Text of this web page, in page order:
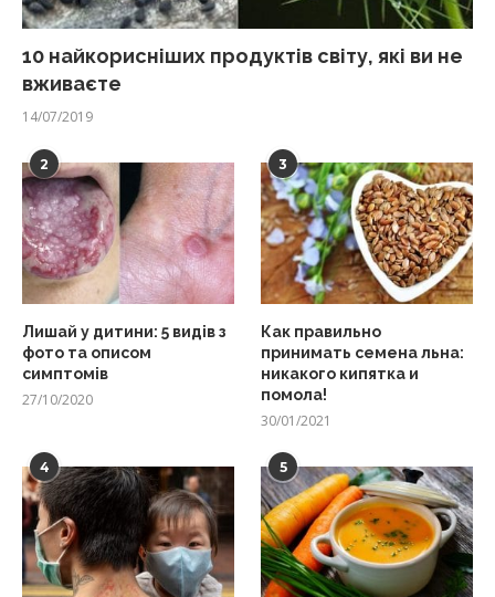
10 найкорисніших продуктів світу, які ви не
вживаєте
14/07/2019
2
Лишай у дитини: 5 видів з
фото та описом
симптомів
27/10/2020
3
Как правильно
принимать семена льна:
никакого кипятка и
помола!
30/01/2021
4 5